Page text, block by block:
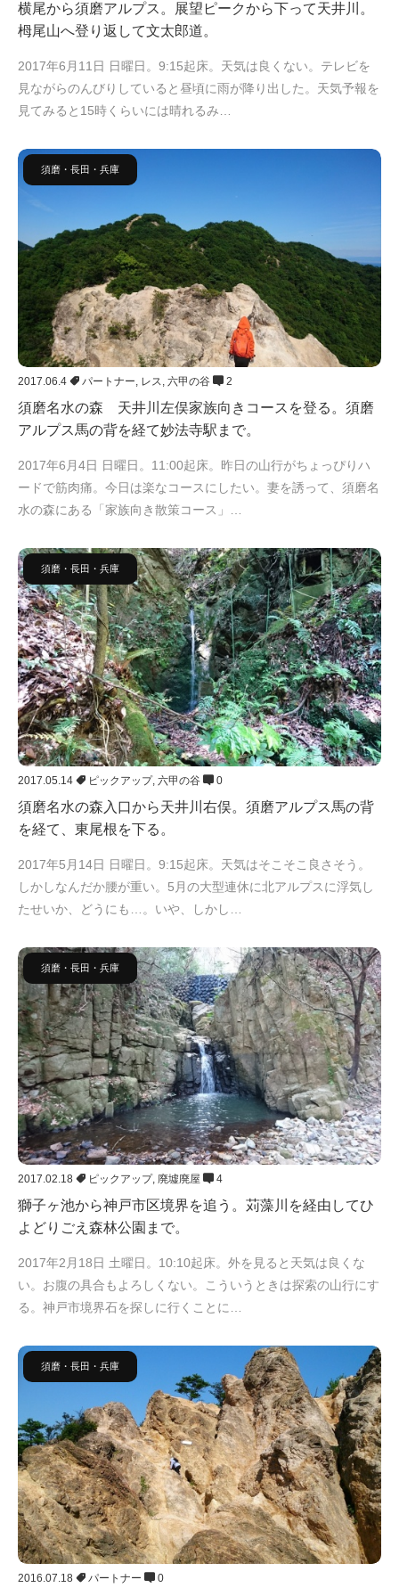
横尾から須磨アルプス。展望ピークから下って天井川。
栂尾山へ登り返して文太郎道。
2017年6月11日 日曜日。9:15起床。天気は良くない。テレビを
見ながらのんびりしていると昼頃に雨が降り出した。天気予報を
見てみると15時くらいには晴れるみ…
須磨・長田・兵庫
2017.06.4 パートナー レス 六甲の谷 2
須磨名水の森 天井川左俣家族向きコースを登る。須磨
アルプス馬の背を経て妙法寺駅まで。
2017年6月4日 日曜日。11:00起床。昨日の山行がちょっぴりハ
ードで筋肉痛。今日は楽なコースにしたい。妻を誘って、須磨名
水の森にある「家族向き散策コース」…
須磨・長田・兵庫
2017.05.14 ピックアップ, 六甲の谷 0
須磨名水の森入口から天井川右俣。須磨アルプス馬の背
を経て、東尾根を下る。
2017年5月14日 日曜日。9:15起床。天気はそこそこ良さそう。
しかしなんだか腰が重い。5月の大型連休に北アルプスに浮気し
たせいか、どうにも…。いや、しかし…
須磨・長田・兵庫
2017.02.18 ピックアップ, 廃墟廃屋 4
獅子ヶ池から神戸市区境界を追う。苅藻川を経由してひ
よどりごえ森林公園まで。
2017年2月18日 土曜日。10:10起床。外を見ると天気は良くな
い。お腹の具合もよろしくない。こういうときは探索の山行にす
る。神戸市境界石を探しに行くことに…
須磨・長田・兵庫
2016.07.18 パートナー 0